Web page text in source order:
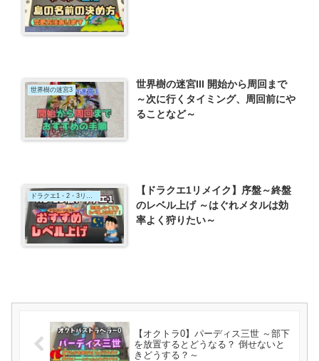
世界樹の迷宮3
世界樹の迷宮III 開始から周回まで
～次に行くタイミング、周回前にや
ることなど～
【ドラクエ1リメイク】序盤～終盤
のレベル上げ ～はぐれメタルは効
率よく狩りたい～
【オクトラ0】パーディス三世 ～部下
を放置するとどうなる？ 倒せないと
きどうする？～